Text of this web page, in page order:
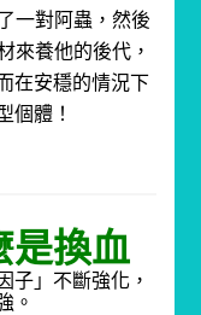
一對阿蟲，然後
來養他的後代，
在安穩的情況下
個體！
是換血
子」不斷強化，
。